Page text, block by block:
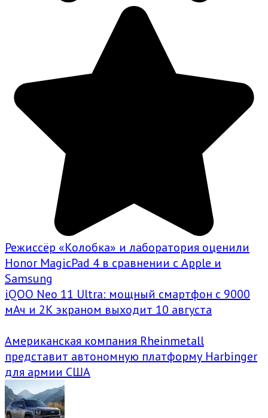
Режиссёр «Колобка» и лаборатория оценили
Honor MagicPad 4 в сравнении с Apple и
Samsung
iQOO Neo 11 Ultra: мощный смартфон с 9000
мАч и 2K экраном выходит 10 августа
Американская компания Rheinmetall
представит автономную платформу Harbinger
для армии США